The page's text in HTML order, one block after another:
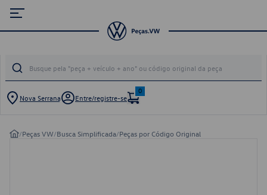
Nova Serrana Entre/registre-se
0
/Peças VW/Busca Simplificada/Peças por Código Original